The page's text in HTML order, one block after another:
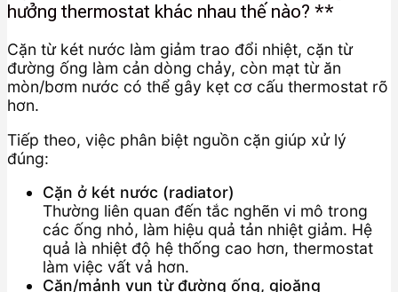
hưởng thermostat khác nhau thế nào? **
Cặn từ két nước làm giảm trao đổi nhiệt, cặn từ
đường ống làm cản dòng chảy, còn mạt từ ăn
mòn/bơm nước có thể gây kẹt cơ cấu thermostat rõ
hơn.
Tiếp theo, việc phân biệt nguồn cặn giúp xử lý
đúng:
Cặn ở két nước (radiator)
Thường liên quan đến tắc nghẽn vi mô trong
các ống nhỏ, làm hiệu quả tản nhiệt giảm. Hệ
quả là nhiệt độ hệ thống cao hơn, thermostat
làm việc vất vả hơn.
Cặn/mảnh vụn từ đường ống, gioăng